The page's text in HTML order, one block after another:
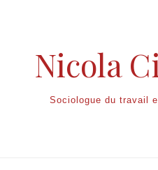
Nicola
Sociologue du travail